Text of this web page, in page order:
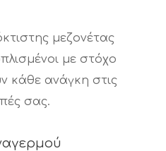
μεζονέτας
με στόχο
κάθε ανάγκη στις
σας.